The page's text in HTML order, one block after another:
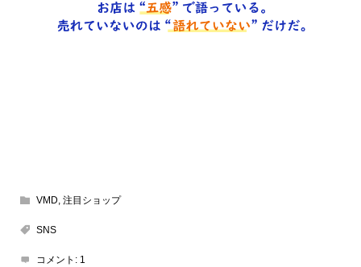
VMD, 注目ショップ
SNS
コメント: 1